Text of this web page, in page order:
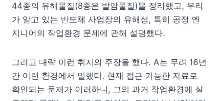
44종의 유해물질(8종은 발암물질)을 정리했고, 우리
가 알고 있는 반도체 사업장의 유해성, 특히 공정 엔
지니어의 작업환경 문제에 관해 설명했다.
그리고 대략 이런 취지의 주장을 했다. A는 무려 16년
간 이런 환경에서 일했다. 현재 접근 가능한 자료로
확인되는 문제가 이러하니, 그의 과거 작업환경에 실